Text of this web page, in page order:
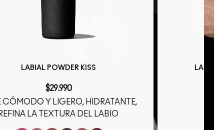
LABIAL POWDER KISS
$29.990
CÓMODO Y LIGERO, HIDRATANTE,
LA TEXTURA DEL LABIO
LABIAL